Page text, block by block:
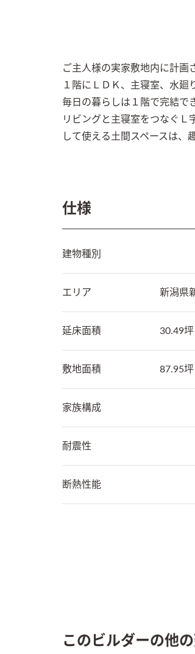
ご主人様の実家敷地内に計画
１階にＬＤＫ、主寝室、水廻
毎日の暮らしは１階で完結で
リビングと主寝室をつなぐＬ
して使える土間スペースは、
仕様
建物種別
エリア 新潟県
延床面積 30.49坪
敷地面積 87.95坪
家族構成
耐震性
断熱性能
このビルダーの他